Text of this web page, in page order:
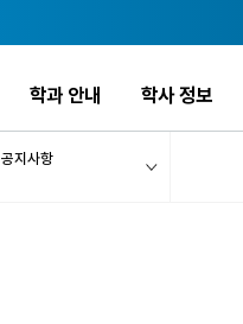
학과 안내 학사 정보
공지사항